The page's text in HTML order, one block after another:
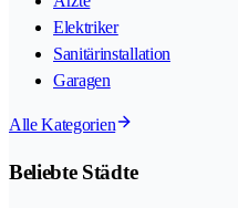
Elektriker
Sanitärinstallation
Garagen
Alle Kategorien
Beliebte Städte